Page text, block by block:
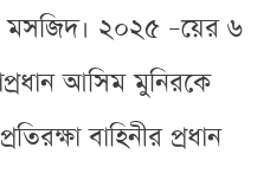
মসজিদ। ২০২৫ –য়ের ৬
আসিম মুনিরকে
বাহিনীর প্রধান